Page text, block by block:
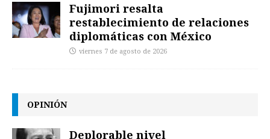
Fujimori resalta
restablecimiento de relaciones
diplomáticas con México
viernes 7 de agosto de 2026
OPINIÓN
Deplorable nivel